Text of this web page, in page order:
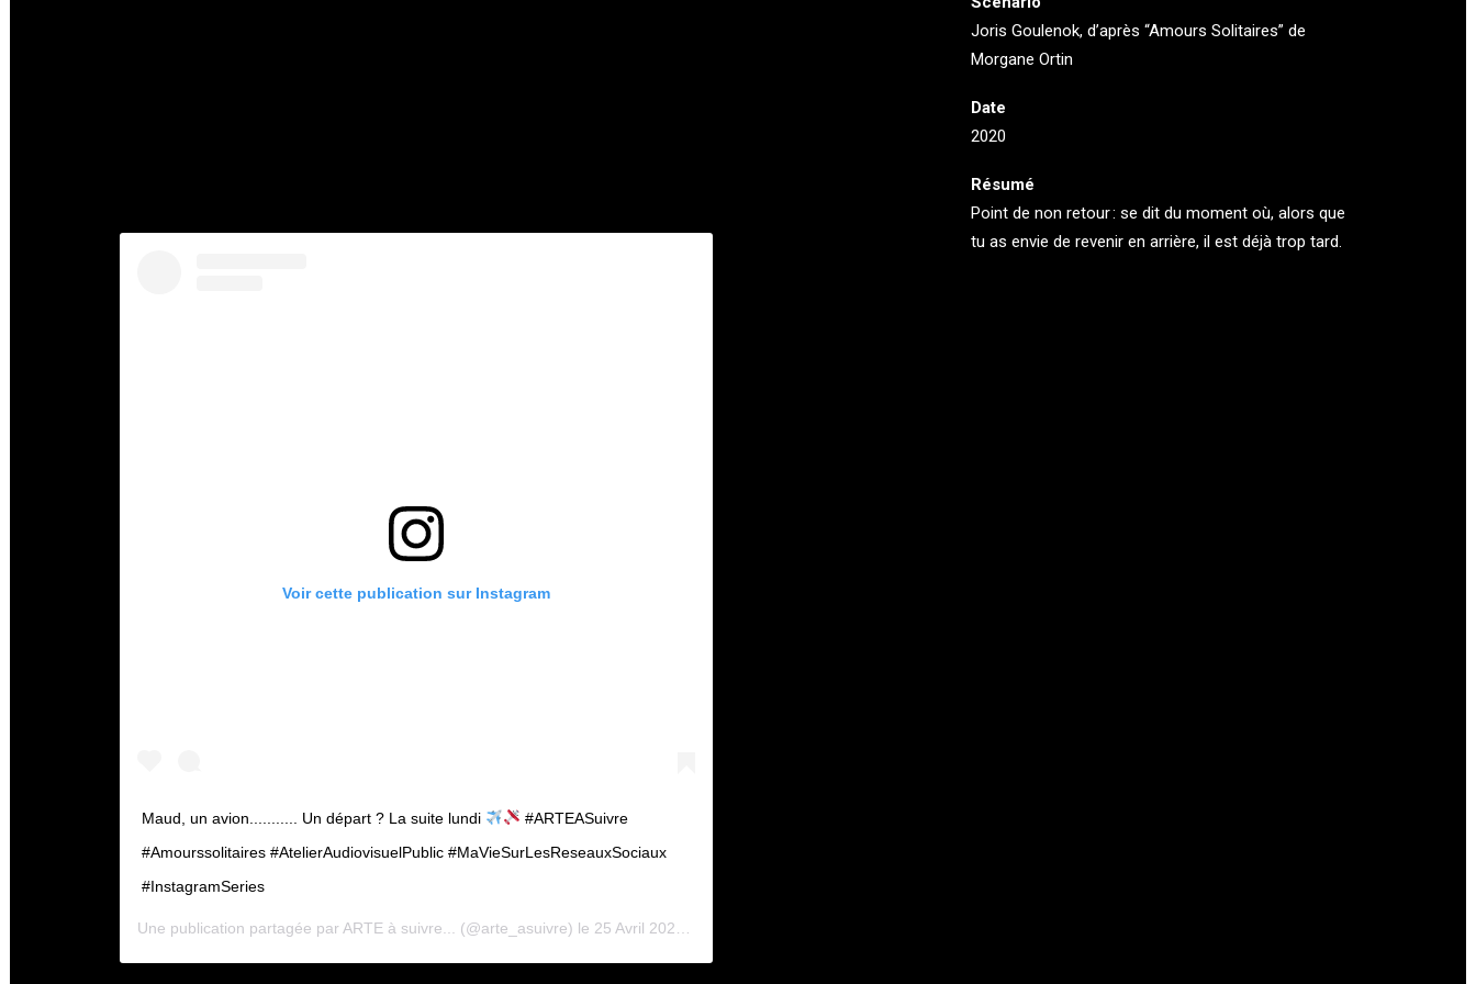
Voir cette publication sur Instagram
Maud, un avion........... Un départ ? La suite lundi
#ARTEASuivre
#Amourssolitaires #AtelierAudiovisuelPublic #MaVieSurLesReseauxSociaux
#InstagramSeries
Une publication partagée par ARTE à suivre... (@arte_asuivre) le 25 Avril 2020 à 2 :59 PDT
Joris Goulenok, d’après “Amours Solitaires” de
Morgane Ortin
Date
2020
Résumé
Point de non retour : se dit du moment où, alors que
tu as envie de revenir en arrière, il est déjà trop tard.